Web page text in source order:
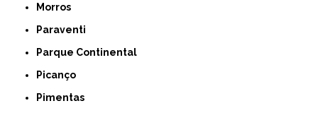
Morros
Paraventi
Parque Continental
Picanço
Pimentas